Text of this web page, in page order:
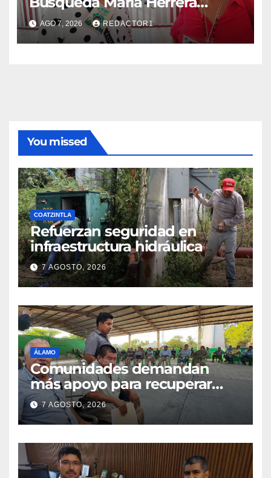
convoca a marcha
AGO 7, 2026 REDACTOR1
You missed
COATZINTLA
Refuerzan seguridad en
infraestructura hidráulica
7 AGOSTO, 2026
ÁLAMO
Comunidades demandan
más apoyo para recuperar
parcelas
7 AGOSTO, 2026